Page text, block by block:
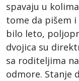
spavaju u
tome da pišem
bilo leto,
dvojica su
sa roditeljima
odmore. Stanje